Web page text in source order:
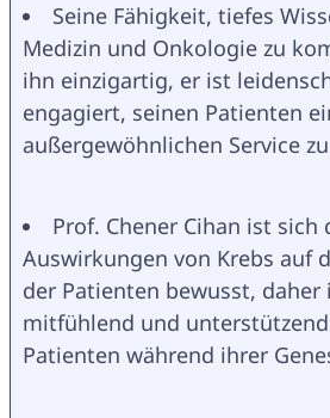
Seine Fähigkeit, tiefes
Medizin und Onkologie zu
ihn einzigartig, er ist
engagiert, seinen Patienten
außergewöhnlichen Service
Prof. Chener Cihan ist sich
Auswirkungen von Krebs auf
der Patienten bewusst, daher
mitfühlend und
Patienten während ihrer